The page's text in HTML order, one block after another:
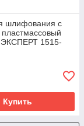
шлифования с
1515-
Купить